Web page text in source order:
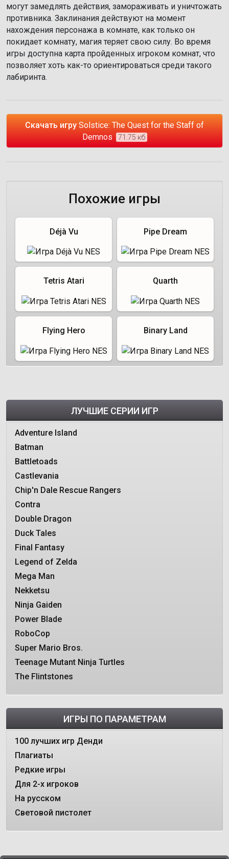
могут замедлять действия, замораживать и уничтожать
противника. Заклинания действуют на момент
нахождения персонажа в комнате, как только он
покидает комнату, магия теряет свою силу. Во время
игры доступна карта пройденных игроком комнат, что
позволяет хоть как-то ориентироваться среди такого
лабиринта.
Скачать игру Solstice: The Quest for the Staff of
Demnos
71.75 кб
Похожие игры
Déjà Vu Pipe Dream
Tetris Atari Quarth
Flying Hero Binary Land
ЛУЧШИЕ СЕРИИ ИГР
Adventure Island
Batman
Battletoads
Castlevania
Chip'n Dale Rescue Rangers
Contra
Double Dragon
Duck Tales
Final Fantasy
Legend of Zelda
Mega Man
Nekketsu
Ninja Gaiden
Power Blade
RoboCop
Super Mario Bros.
Teenage Mutant Ninja Turtles
The Flintstones
ИГРЫ ПО ПАРАМЕТРАМ
100 лучших игр Денди
Плагиаты
Редкие игры
Для 2-х игроков
На русском
Световой пистолет